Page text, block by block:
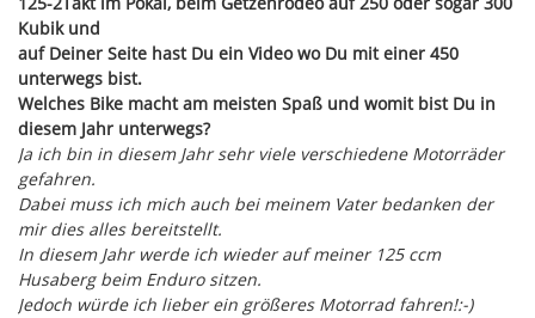
Kubik und
auf Deiner Seite hast Du ein Video wo Du mit einer 450
unterwegs bist.
Welches Bike macht am meisten Spaß und womit bist Du in
diesem Jahr unterwegs?
Ja ich bin in diesem Jahr sehr viele verschiedene Motorräder
gefahren.
Dabei muss ich mich auch bei meinem Vater bedanken der
mir dies alles bereitstellt.
In diesem Jahr werde ich wieder auf meiner 125 ccm
Husaberg beim Enduro sitzen.
Jedoch würde ich lieber ein größeres Motorrad fahren!:-)